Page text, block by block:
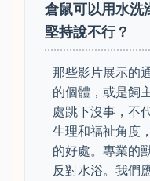
倉鼠可以用水洗
堅持說不行？
那些影片展示的
的個體，或是飼
處跳下沒事，不
生理和福祉角度
的好處。專業的
反對水浴。我們